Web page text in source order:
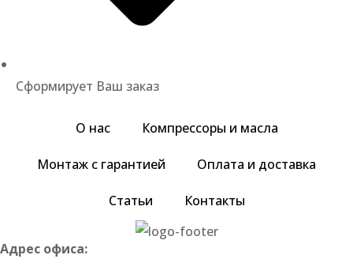
Сформирует Ваш заказ
О нас Компрессоры и масла
Монтаж с гарантией Оплата и доставка
Статьи Контакты
Адрес офиса: